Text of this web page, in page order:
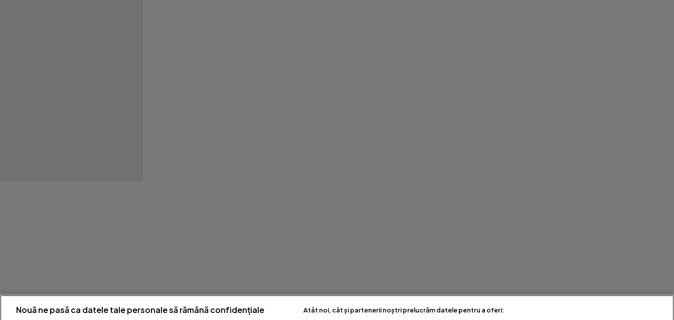
Nouă ne pasă ca datele tale personale să rămână confidențiale Atât noi, cât și partenerii noștri prelucrăm datele pentru a oferi: